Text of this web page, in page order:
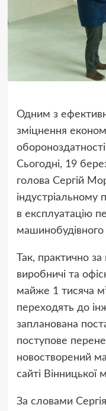
Одним з
зміцнення
обороноздатності
Сьогодні, 19
голова Сергій
індустріальному
в експлуатацію
машинобудівного
Так, практично за
виробничі та
майже 1 тисяча
переходять до
запланована
поступове
новостворений
сайті Вінницької
За словами